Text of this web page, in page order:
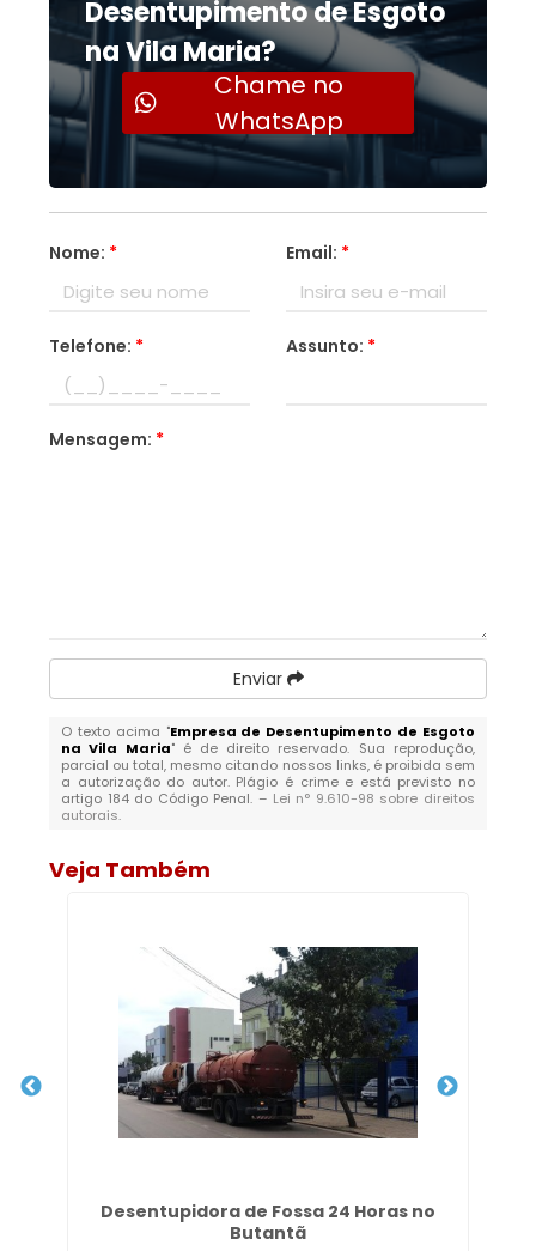
Desentupimento de Esgoto
na Vila Maria?
Chame no
WhatsApp
Nome: * Email: *
Telefone: * Assunto: *
Mensagem: *
Enviar
O texto acima "Empresa de Desentupimento de Esgoto
na Vila Maria" é de direito reservado. Sua reprodução,
parcial ou total, mesmo citando nossos links, é proibida sem
a autorização do autor. Plágio é crime e está previsto no
artigo 184 do Código Penal. – Lei n° 9.610-98 sobre direitos
autorais.
Veja Também
Desentupidora de Fossa 24 Horas no
Butantã